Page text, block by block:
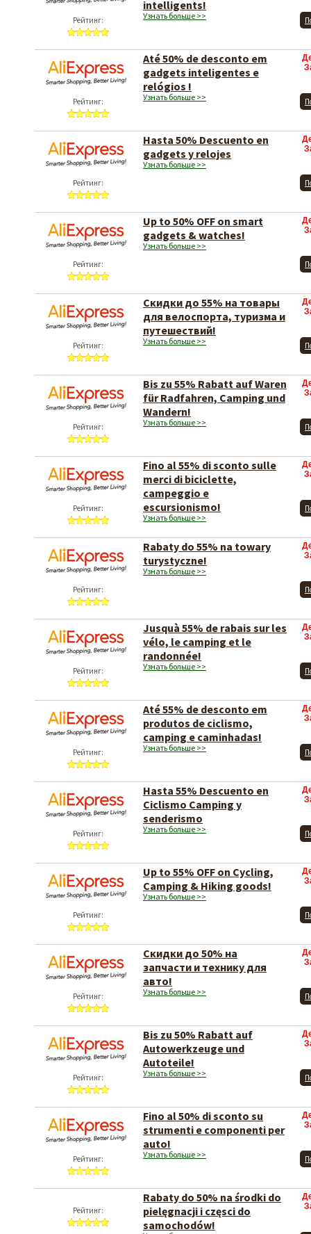
Рейтинг:
intelligents!
Узнать больше >>
Рейтинг:
Até 50% de desconto em
gadgets inteligentes e
relógios !
Узнать больше >>
Рейтинг:
Hasta 50% Descuento en
gadgets y relojes
Узнать больше >>
Рейтинг:
Up to 50% OFF on smart
gadgets & watches!
Узнать больше >>
Рейтинг:
Скидки до 55% на товары
для велоспорта, туризма и
путешествий!
Узнать больше >>
Рейтинг:
Bis zu 55% Rabatt auf Waren
für Radfahren, Camping und
Wandern!
Узнать больше >>
Рейтинг:
Fino al 55% di sconto sulle
merci di biciclette,
campeggio e
escursionismo!
Узнать больше >>
Рейтинг:
Rabaty do 55% na towary
turystyczne!
Узнать больше >>
Рейтинг:
Jusquà 55% de rabais sur les
vélo, le camping et le
randonnée!
Узнать больше >>
Рейтинг:
Até 55% de desconto em
produtos de ciclismo,
camping e caminhadas!
Узнать больше >>
Рейтинг:
Hasta 55% Descuento en
Ciclismo Camping y
senderismo
Узнать больше >>
Рейтинг:
Up to 55% OFF on Cycling,
Camping & Hiking goods!
Узнать больше >>
Рейтинг:
Скидки до 50% на
запчасти и технику для
авто!
Узнать больше >>
Рейтинг:
Bis zu 50% Rabatt auf
Autowerkzeuge und
Autoteile!
Узнать больше >>
Рейтинг:
Fino al 50% di sconto su
strumenti e componenti per
auto!
Узнать больше >>
Рейтинг:
Rabaty do 50% na środki do
pielęgnacji i częsci do
samochodów!